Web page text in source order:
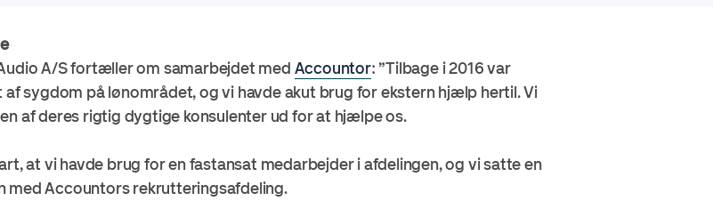
A/S fortæller om samarbejdet med Accountor: ”Tilbage i 2016 var
sygdom på lønområdet, og vi havde akut brug for ekstern hjælp hertil. Vi
af deres rigtig dygtige konsulenter ud for at hjælpe os.
at vi havde brug for en fastansat medarbejder i afdelingen, og vi satte en
med Accountors rekrutteringsafdeling.